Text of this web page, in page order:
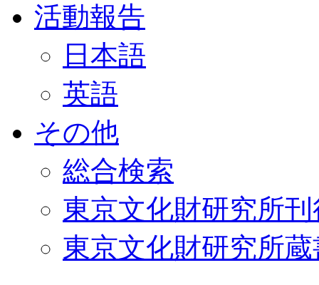
活動報告
日本語
英語
その他
総合検索
東京文化財研究所
東京文化財研究所